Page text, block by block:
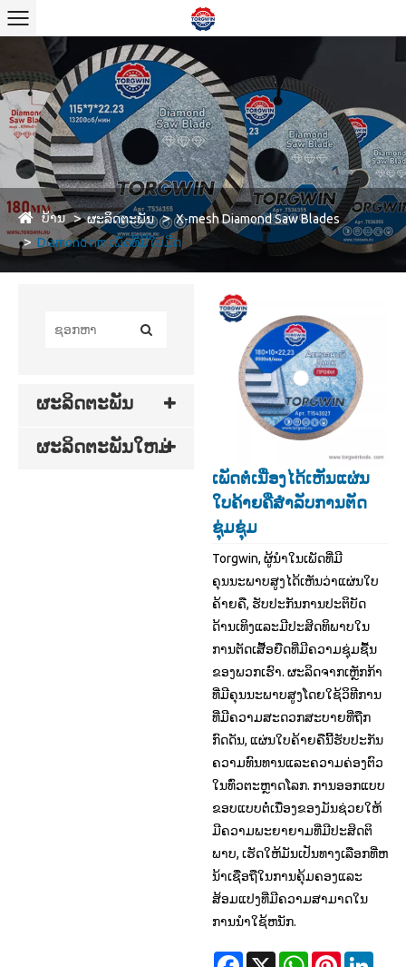
ບ້ານ ຜະລິດຕະພັນ
X-mesh Diamond Saw Blades
Diamond rim ເພັດທີ່ມີໃບມີດ
ຜະລິດຕະພັນ
ຜະລິດຕະພັນໃຫມ່
ເພັດຕໍ່ເນື່ອງໄດ້ເຫັນແຜ່ນ
ໃບຄ້າຍຄືສໍາລັບການຕັດ
ຊຸ່ມຊຸ່ມ
Torgwin, ຜູ້ນໍາໃນເພັດທີ່ມີ
ຄຸນນະພາບສູງໄດ້ເຫັນວ່າແຜ່ນໃບ
ຄ້າຍຄື, ຮັບປະກັນການປະຕິບັດ
ດ້ານເທິງແລະມີປະສິດທິພາບໃນ
ການຕັດເສື້ອຍືດທີ່ມີຄວາມຊຸ່ມຊື້ນ
ຂອງພວກເຮົາ. ຜະລິດຈາກເຫຼັກກ້າ
ທີ່ມີຄຸນນະພາບສູງໂດຍໃຊ້ວິທີການ
ທີ່ມີຄວາມສະດວກສະບາຍທີ່ຖືກ
ກົດດັນ, ແຜ່ນໃບຄ້າຍຄືນີ້ຮັບປະກັນ
ຄວາມທົນທານແລະຄວາມຄ່ອງຕົວ
ໃນທົ່ວຕະຫຼາດໂລກ. ການອອກແບບ
ຂອບແບບຕໍ່ເນື່ອງຂອງມັນຊ່ວຍໃຫ້
ມີຄວາມພະຍາຍາມທີ່ມີປະສິດຕິ
ພາບ, ເຮັດໃຫ້ມັນເປັນທາງເລືອກທີ່ຫ
ນ້າເຊື່ອຖືໃນການຄຸ້ມຄອງແລະ
ສ້ອມແປງທີ່ມີຄວາມສາມາດໃນ
ການນໍາໃຊ້ຫນັກ.
Facebook
X WhatsAppPinterest